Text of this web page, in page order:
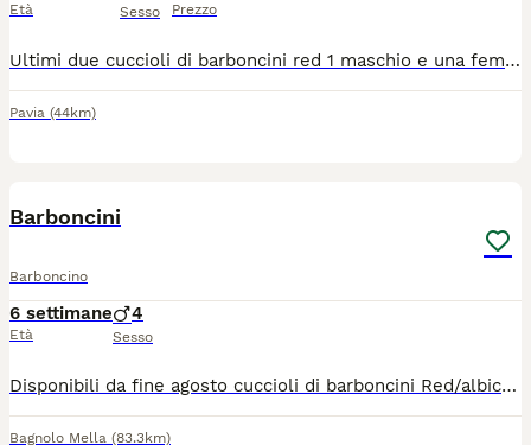
Età Sesso Prezzo
Ultimi due cuccioli di barboncini red 1 maschio e una femmina ancora disponibili nati il 22 aprile e ora disponibili x il ritiro o prenotazione.. Genitori visibili.. X qualsiasi info lasciare un recapito o contattare 3400612736
Pavia (44km)
Barboncini
Barboncino
6 settimane
Età
4
Sesso
Disponibili da fine agosto cuccioli di barboncini Red/albicocca taglia NANA I cuccioli saranno consegnati vaccinati,microcippati, sverminati e con libretto sanitario Effettueranno controlli veterinari . VISIBILI I GENITORI I cuccioli disponibili sono MASCHI. Per info contattatemi,rispondo appena possibile NO PERDITEMPO NO PERDITEMPO NO REGALO
Bagnolo Mella (83.3km)